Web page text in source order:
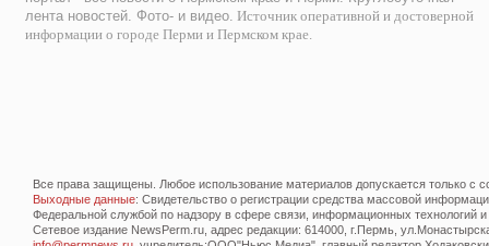
лента новостей. Фото- и видео. Источник оперативной и достоверной
информации о городе Перми и Пермском крае.
Все права защищены. Любое использование материалов допускается только с
Выходные данные: Свидетельство о регистрации средства массовой
Федеральной службой по надзору в сфере связи, информационных технологий
Сетевое издание NewsPerm.ru, адрес редакции: 614000, г.Пермь,